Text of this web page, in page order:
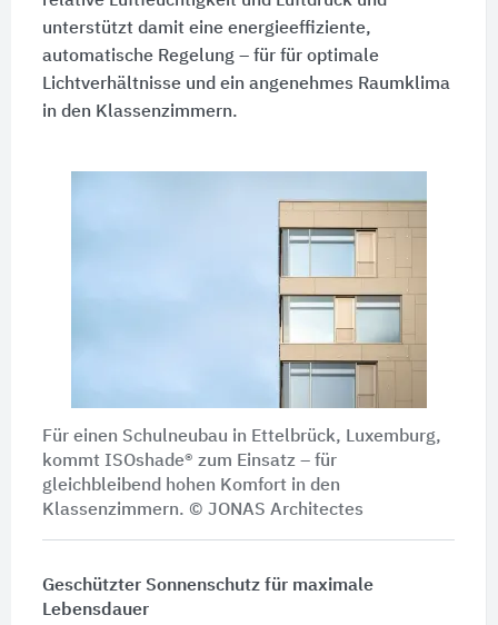
unterstützt damit eine energieeffiziente,
automatische Regelung – für für optimale
Lichtverhältnisse und ein angenehmes Raumklima
in den Klassenzimmern.
Für einen Schulneubau in Ettelbrück, Luxemburg,
kommt ISOshade® zum Einsatz – für
gleichbleibend hohen Komfort in den
Klassenzimmern. © JONAS Architectes
Geschützter Sonnenschutz für maximale
Lebensdauer